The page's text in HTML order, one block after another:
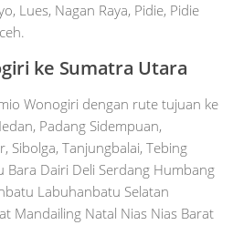
Lues, Nagan Raya, Pidie, Pidie
ke Sumatra Utara
Wonogiri dengan rute tujuan ke
Padang Sidempuan,
Sibolga, Tanjungbalai, Tebing
Bara Dairi Deli Serdang Humbang
Labuhanbatu Selatan
Mandailing Natal Nias Nias Barat